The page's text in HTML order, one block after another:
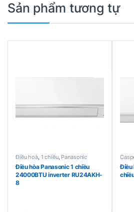
Sản phẩm tương tự
Điều hoà, 1 chiều, Panasonic
Điều hòa Panasonic 1 chiều
24000BTU inverter RU24AKH-
8
Điều